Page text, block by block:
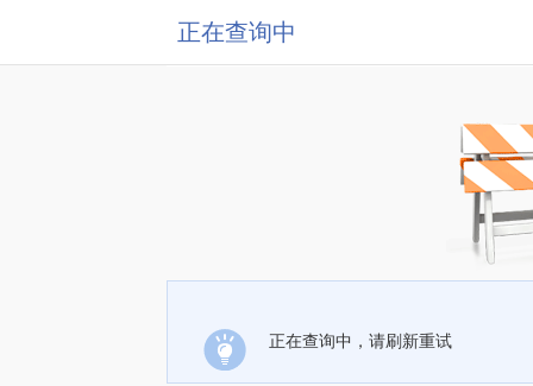
正在查询中
正在查询中，请刷新重试